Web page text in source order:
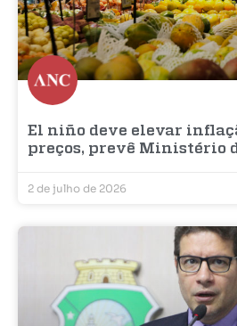
El niño deve elevar
preços, prevê Ministério
2 de julho de 2026